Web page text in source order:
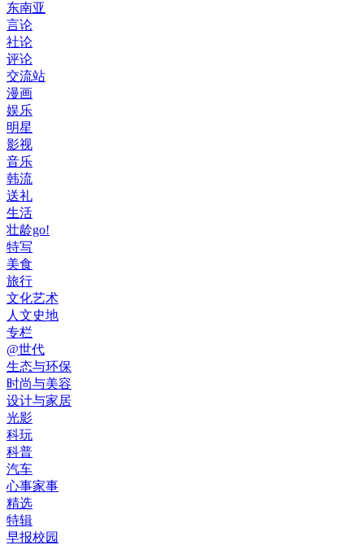
东南亚
言论
社论
评论
交流站
漫画
娱乐
明星
影视
音乐
韩流
送礼
生活
壮龄go!
特写
美食
旅行
文化艺术
人文史地
专栏
@世代
生态与环保
时尚与美容
设计与家居
光影
科玩
科普
汽车
心事家事
精选
特辑
早报校园